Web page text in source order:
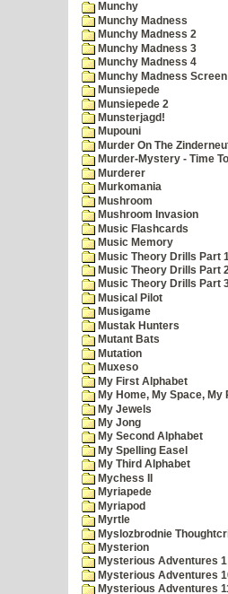
Munchy
Munchy Madness
Munchy Madness 2
Munchy Madness 3
Munchy Madness 4
Munchy Madness
Munsiepede
Munsiepede 2
Munsterjagd!
Mupouni
Murder On The
Murder-Mystery - Time
Murderer
Murkomania
Mushroom
Mushroom Invasion
Music Flashcards
Music Memory
Music Theory Drills Part
Music Theory Drills Part
Music Theory Drills Part
Musical Pilot
Musigame
Mustak Hunters
Mutant Bats
Mutation
Muxeso
My First Alphabet
My Home, My Space, My
My Jewels
My Jong
My Second Alphabet
My Spelling Easel
My Third Alphabet
Mychess II
Myriapede
Myriapod
Myrtle
Myslozbrodnie
Mysterion
Mysterious Adventures
Mysterious Adventures
Mysterious Adventures